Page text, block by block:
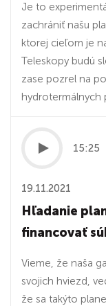
Je to
zachrániť našu
ktorej cieľom je
Teleskopy budú
zase pozrel na
hydrotermálnych
15:25
19.11.2021
Hľadanie
financovať
Vieme, že naša
svojich hviezd,
že sa takýto